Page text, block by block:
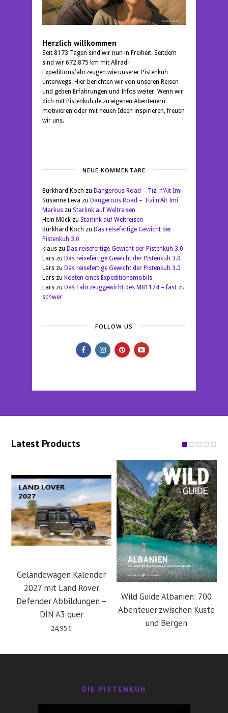
Herzlich willkommen
Seit 8173 Tagen sind wir nun in Freiheit. Seitdem
sind wir 672.875 km mit Allrad-
Expeditionsfahrzeugen wie unserer Pistenkuh
unterwegs. Hier berichten wir von unseren Reisen
und geben Erfahrungen und Infos weiter. Wenn wir
dich mit Pistenkuh.de zu eigenen Abenteuern
motivieren oder mit neuen Ideen inspirieren, freuen
wir uns.
NEUE KOMMENTARE
Burkhard Koch zu Dangerous Road – Tizi n‘Ait Imi
Susanne Leva zu Dangerous Road – Tizi n‘Ait Imi
Markuszu Starlink auf Weltreisen
Hein Mückzu Starlink auf Weltreisen
Burkhard Koch zu Das reisefertige Gewicht der
Pistenkuh 3.0
klauszu Das reisefertige Gewicht der Pistenkuh 3.0
Larszu Das reisefertige Gewicht der Pistenkuh 3.0
Larszu Das reisefertige Gewicht der Pistenkuh 3.0
Larszu Kosten eines Expeditionsmobils
Larszu Das Fahrzeuggewicht des MB1124 – fast zu
schwer
FOLLOW US
Latest Products
Geländewagen Kalender
2027 mit Land Rover
Defender Abbildungen –
DIN A3 quer
24,95€
Wild Guide Albanien: 700
Abenteuer zwischen Küste
und Bergen
DIE PISTENKUH